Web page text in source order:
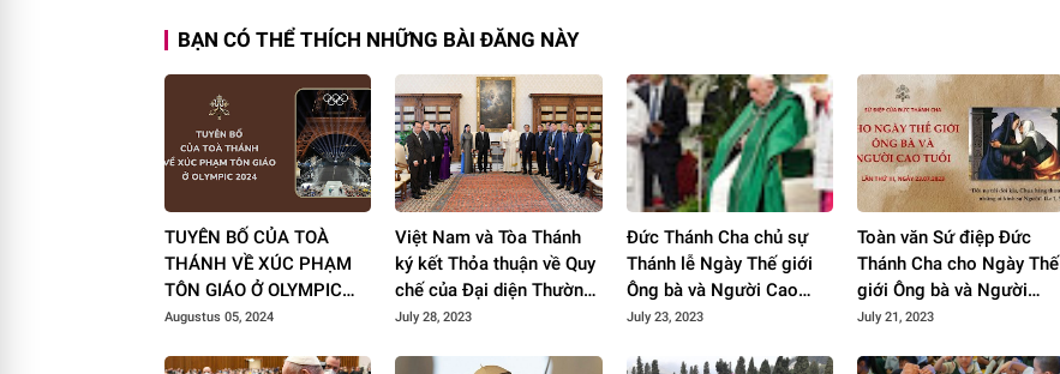
BẠN CÓ THỂ THÍCH NHỮNG BÀI ĐĂNG NÀY
TUYÊN BỐ CỦA TOÀ
THÁNH VỀ XÚC PHẠM
TÔN GIÁO Ở OLYMPIC
2024
Augustus 05, 2024
Việt Nam và Tòa Thánh
ký kết Thỏa thuận về Quy
chế của Đại diện Thường
trú của Tòa Thánh tại Việt
July 28, 2023
Đức Thánh Cha chủ sự
Thánh lễ Ngày Thế giới
Ông bà và Người Cao
tuổi lần thứ 3
July 23, 2023
Toàn văn Sứ điệp Đức
Thánh Cha cho Ngày Thế
giới Ông bà và Người
Cao tuổi lần thứ III năm
July 21, 2023